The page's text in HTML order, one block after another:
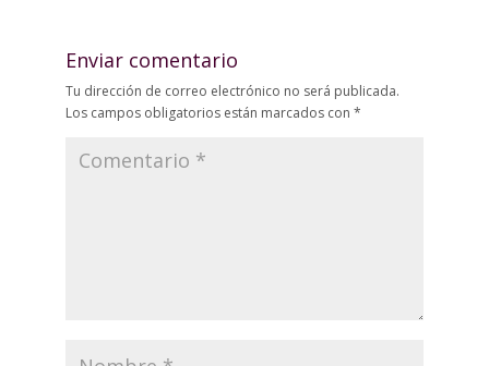
Enviar comentario
Tu dirección de correo electrónico no será publicada.
Los campos obligatorios están marcados con *